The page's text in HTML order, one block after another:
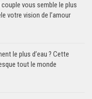
vous semble le plus
votre vision de l’amour
le plus d’eau ? Cette
tout le monde